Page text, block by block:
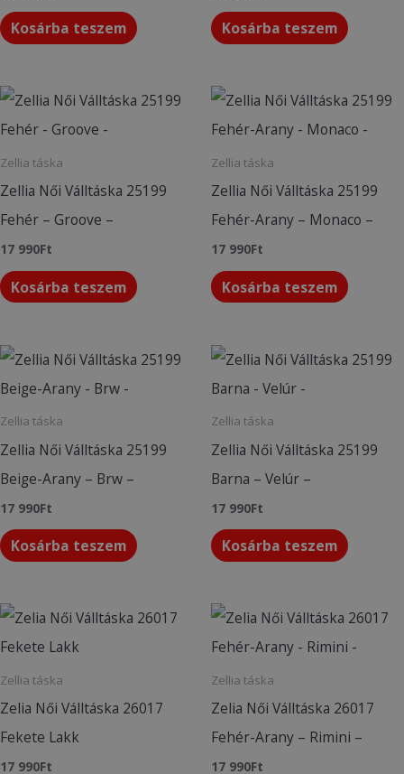
Kosárba teszem Kosárba teszem
Zellia táska
Zellia Női Válltáska 25199
Fehér – Groove –
17 990Ft
Kosárba teszem
Zellia táska
Zellia Női Válltáska 25199
Fehér-Arany – Monaco –
17 990Ft
Kosárba teszem
Zellia táska
Zellia Női Válltáska 25199
Beige-Arany – Brw –
17 990Ft
Kosárba teszem
Zellia táska
Zellia Női Válltáska 25199
Barna – Velúr –
17 990Ft
Kosárba teszem
Zellia táska
Zelia Női Válltáska 26017
Fekete Lakk
17 990Ft
Zellia táska
Zelia Női Válltáska 26017
Fehér-Arany – Rimini –
17 990Ft